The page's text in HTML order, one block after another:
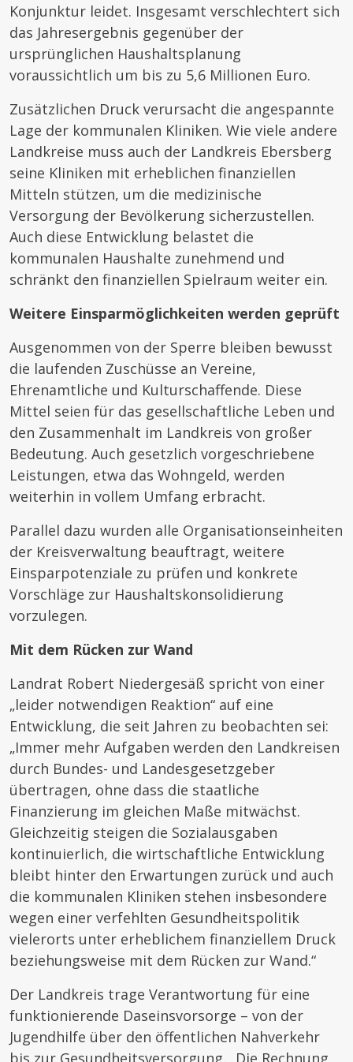
Konjunktur leidet. Insgesamt verschlechtert sich
das Jahresergebnis gegenüber der
ursprünglichen Haushaltsplanung
voraussichtlich um bis zu 5,6 Millionen Euro.
Zusätzlichen Druck verursacht die angespannte
Lage der kommunalen Kliniken. Wie viele andere
Landkreise muss auch der Landkreis Ebersberg
seine Kliniken mit erheblichen finanziellen
Mitteln stützen, um die medizinische
Versorgung der Bevölkerung sicherzustellen.
Auch diese Entwicklung belastet die
kommunalen Haushalte zunehmend und
schränkt den finanziellen Spielraum weiter ein.
Weitere Einsparmöglichkeiten werden geprüft
Ausgenommen von der Sperre bleiben bewusst
die laufenden Zuschüsse an Vereine,
Ehrenamtliche und Kulturschaffende. Diese
Mittel seien für das gesellschaftliche Leben und
den Zusammenhalt im Landkreis von großer
Bedeutung. Auch gesetzlich vorgeschriebene
Leistungen, etwa das Wohngeld, werden
weiterhin in vollem Umfang erbracht.
Parallel dazu wurden alle Organisationseinheiten
der Kreisverwaltung beauftragt, weitere
Einsparpotenziale zu prüfen und konkrete
Vorschläge zur Haushaltskonsolidierung
vorzulegen.
Mit dem Rücken zur Wand
Landrat Robert Niedergesäß spricht von einer
„leider notwendigen Reaktion“ auf eine
Entwicklung, die seit Jahren zu beobachten sei:
„Immer mehr Aufgaben werden den Landkreisen
durch Bundes- und Landesgesetzgeber
übertragen, ohne dass die staatliche
Finanzierung im gleichen Maße mitwächst.
Gleichzeitig steigen die Sozialausgaben
kontinuierlich, die wirtschaftliche Entwicklung
bleibt hinter den Erwartungen zurück und auch
die kommunalen Kliniken stehen insbesondere
wegen einer verfehlten Gesundheitspolitik
vielerorts unter erheblichem finanziellem Druck
beziehungsweise mit dem Rücken zur Wand.“
Der Landkreis trage Verantwortung für eine
funktionierende Daseinsvorsorge – von der
Jugendhilfe über den öffentlichen Nahverkehr
bis zur Gesundheitsversorgung. „Die Rechnung